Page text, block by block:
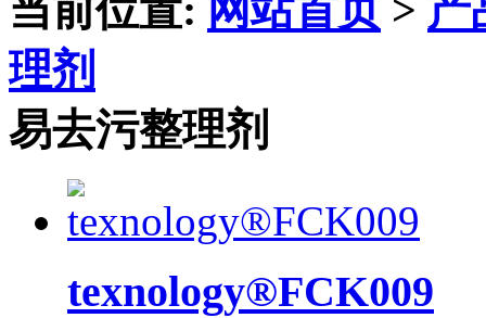
当前位置: 网站首页> 产
理剂
易去污整理剂
texnology®FCK009